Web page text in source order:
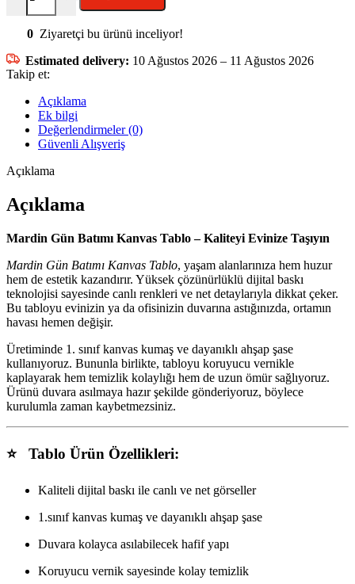
0 Ziyaretçi bu ürünü inceliyor!
Estimated delivery: 10 Ağustos 2026 – 11 Ağustos 2026
Takip et:
Açıklama
Ek bilgi
Değerlendirmeler (0)
Güvenli Alışveriş
Açıklama
Açıklama
Mardin Gün Batımı Kanvas Tablo – Kaliteyi Evinize Taşıyın
Mardin Gün Batımı Kanvas Tablo, yaşam alanlarınıza hem huzur
hem de estetik kazandırır. Yüksek çözünürlüklü dijital baskı
teknolojisi sayesinde canlı renkleri ve net detaylarıyla dikkat çeker.
Bu tabloyu evinizin ya da ofisinizin duvarına astığınızda, ortamın
havası hemen değişir.
Üretiminde 1. sınıf kanvas kumaş ve dayanıklı ahşap şase
kullanıyoruz. Bununla birlikte, tabloyu koruyucu vernikle
kaplayarak hem temizlik kolaylığı hem de uzun ömür sağlıyoruz.
Ürünü duvara asılmaya hazır şekilde gönderiyoruz, böylece
kurulumla zaman kaybetmezsiniz.
⭐ Tablo Ürün Özellikleri:
Kaliteli dijital baskı ile canlı ve net görseller
1.sınıf kanvas kumaş ve dayanıklı ahşap şase
Duvara kolayca asılabilecek hafif yapı
Koruyucu vernik sayesinde kolay temizlik